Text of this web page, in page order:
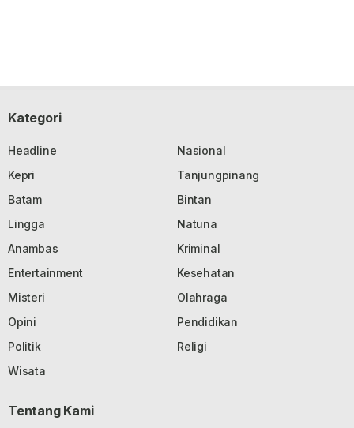
Kategori
Headline
Nasional
Kepri
Tanjungpinang
Batam
Bintan
Lingga
Natuna
Anambas
Kriminal
Entertainment
Kesehatan
Misteri
Olahraga
Opini
Pendidikan
Politik
Religi
Wisata
Tentang Kami